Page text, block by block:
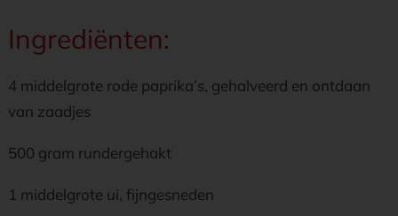
Ingrediënten:
4 middelgrote rode paprika’s, gehalveerd en ontdaan
van zaadjes
500 gram rundergehakt
1 middelgrote ui, fijngesneden